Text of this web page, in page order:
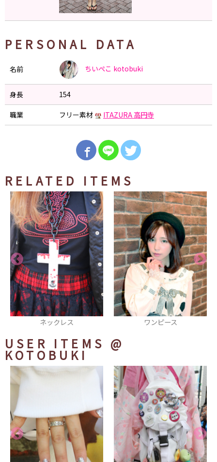
PERSONAL DATA
名前 ちいぺこ kotobuki
身長 154
職業 フリー素材 ITAZURA 高円寺
RELATED ITEMS
ワンピース 腕にしたシュシュ
USER ITEMS @
KOTOBUKI